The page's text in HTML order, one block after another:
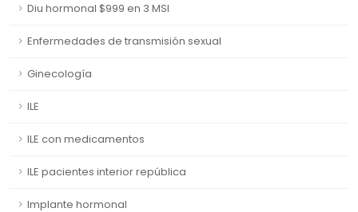
Diu hormonal $999 en 3 MSI
Enfermedades de transmisión sexual
Ginecología
ILE
ILE con medicamentos
ILE pacientes interior república
Implante hormonal